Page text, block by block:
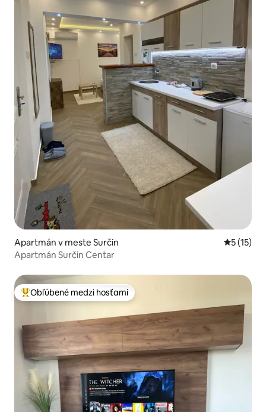
Apartmán v meste Surčin
5 (15)
Apartmán Surčin Centar
Najobľúbenejšie medzi hosťami
Obľúbené medzi hosťami